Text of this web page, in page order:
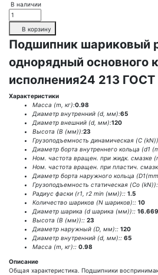
В наличии
В корзину
Подшипник шариковый
однорядный основного
исполнения24 213
Характеристики
Масса (m, кг):0.98
Диаметр внутренний (d, мм):65
Диаметр внешний (d, мм):120
Высота (В (мм)):23
Грузоподъемность динамическая (C
Диаметр борта внутреннего кольца (d1
Ном. частота вращен. при жидк. смазке
Ном. частота вращен. при пластич.
Диаметр борта наружного кольца
Грузоподъемность статическая (Co
Радиус фаски (r1, r2 min (мм)):: 1.5
Количество шариков (N шариков):: 10
Диаметр шарика (d шарика (мм)):: 16.669
Высота (В (мм)):: 23
Диаметр наружный (D, мм):: 120
Диаметр внутренний (d, мм):: 65
Масса (m, кг):: 0.98
Описание
Общая характеристика. Подшипники